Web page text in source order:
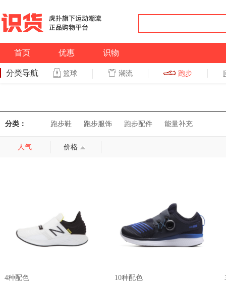
首页 优惠 识物
分类导航 篮球 潮流 跑步
分类： 跑步鞋 跑步服饰 跑步配件 能量补充
人气 价格
4种配色 10种配色